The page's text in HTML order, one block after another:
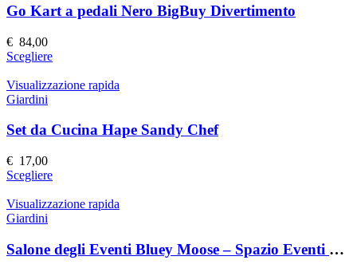
Le
opzioni
scelte
nella
pagina
prodotto
Go Kart a pedali Nero BigBuy Divertimento
€ 84,00
ScegliereQuesto
ha
Le
scelte
nella
pagina
prodotto
Visualizzazione rapida
Giardini
Set da Cucina Hape Sandy Chef
€ 17,00
ScegliereQuesto
ha
Le
opzioni
Visualizzazione rapida
Giardini
Salone degli Eventi Bluey Moose – Spazio Eventi Elegante e Versatile